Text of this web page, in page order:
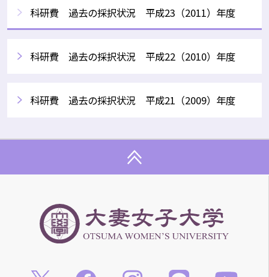
科研費 過去の採択状況 平成23（2011）年度
科研費 過去の採択状況 平成22（2010）年度
科研費 過去の採択状況 平成21（2009）年度